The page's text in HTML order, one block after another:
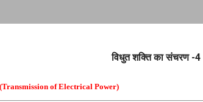
विधुत शक्ति का संचरण -4
(Transmission of Electrical Power)